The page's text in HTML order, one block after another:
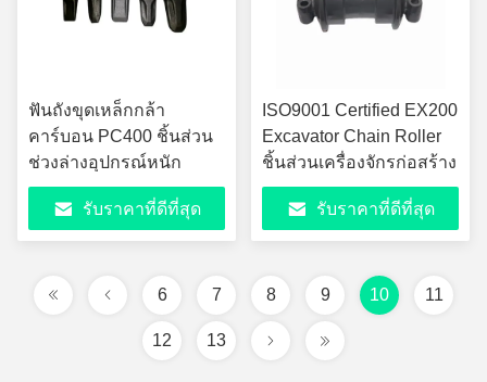
ฟันถังขุดเหล็กกล้า
คาร์บอน PC400 ชิ้นส่วน
ช่วงล่างอุปกรณ์หนัก
รับราคาที่ดีที่สุด
ISO9001 Certified EX200
Excavator Chain Roller
ชิ้นส่วนเครื่องจักรก่อสร้าง
รับราคาที่ดีที่สุด
6 7 8 9 10 11
12 13